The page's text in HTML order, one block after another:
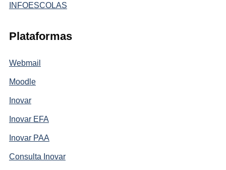
INFOESCOLAS
Plataformas
Webmail
Moodle
Inovar
Inovar EFA
Inovar PAA
Consulta Inovar